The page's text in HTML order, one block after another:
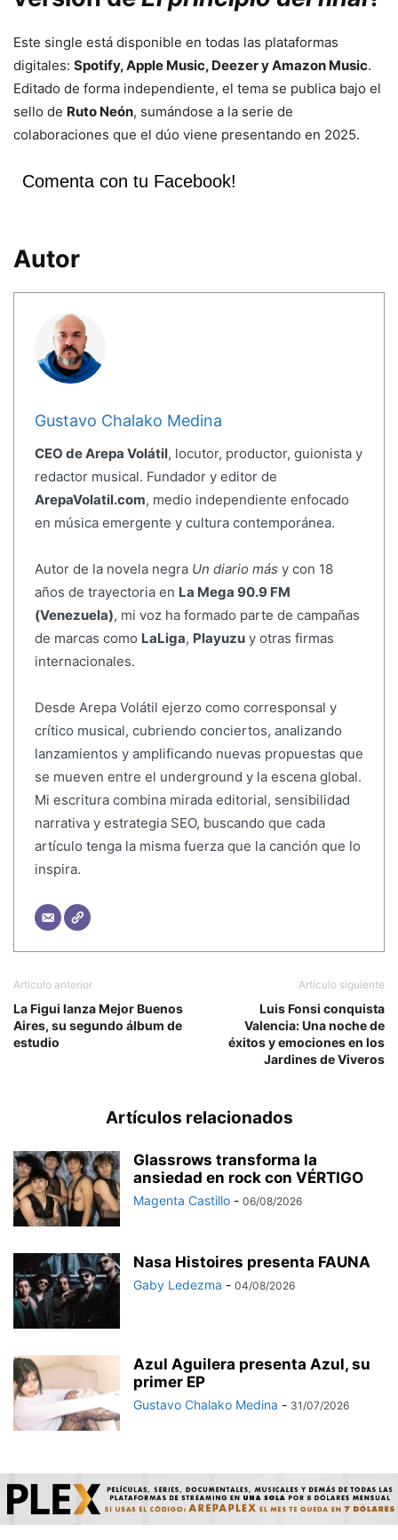
Este single está disponible en todas las plataformas
digitales: Spotify, Apple Music, Deezer y Amazon Music.
Editado de forma independiente, el tema se publica bajo el
sello de Ruto Neón, sumándose a la serie de
colaboraciones que el dúo viene presentando en 2025.
Comenta con tu Facebook!
Autor
Gustavo Chalako Medina
CEO de Arepa Volátil, locutor, productor, guionista y
redactor musical. Fundador y editor de
ArepaVolatil.com, medio independiente enfocado
en música emergente y cultura contemporánea.
Autor de la novela negra Un diario más y con 18
años de trayectoria en La Mega 90.9 FM
(Venezuela), mi voz ha formado parte de campañas
de marcas como LaLiga, Playuzuy otras firmas
internacionales.
Desde Arepa Volátil ejerzo como corresponsal y
crítico musical, cubriendo conciertos, analizando
lanzamientos y amplificando nuevas propuestas que
se mueven entre el underground y la escena global.
Mi escritura combina mirada editorial, sensibilidad
narrativa y estrategia SEO, buscando que cada
artículo tenga la misma fuerza que la canción que lo
inspira.
Artículo anterior
La Figui lanza Mejor Buenos
Aires, su segundo álbum de
estudio
Artículo siguiente
Luis Fonsi conquista
Valencia: Una noche de
éxitos y emociones en los
Jardines de Viveros
Artículos relacionados
Glassrows transforma la
ansiedad en rock con VÉRTIGO
Magenta Castillo - 06/08/2026
Nasa Histoires presenta FAUNA
Gaby Ledezma - 04/08/2026
Azul Aguilera presenta Azul, su
primer EP
Gustavo Chalako Medina - 31/07/2026